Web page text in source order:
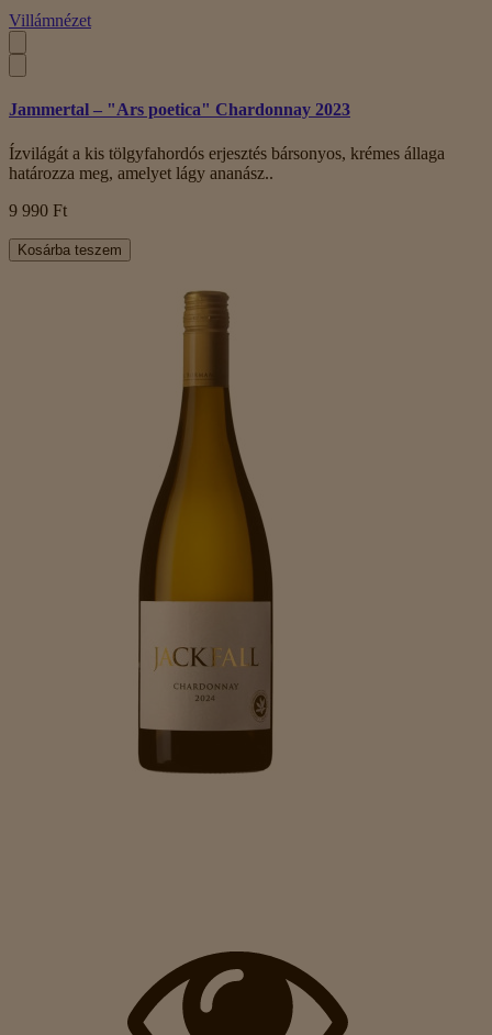
Villámnézet
Jammertal – "Ars poetica" Chardonnay 2023
Ízvilágát a kis tölgyfahordós erjesztés bársonyos, krémes állaga
határozza meg, amelyet lágy ananász..
9 990 Ft
Kosárba teszem